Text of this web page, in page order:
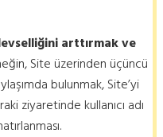
arttırmak ve
Site üzerinden üçüncü
bulunmak, Site’yi
ziyaretinde kullanıcı adı